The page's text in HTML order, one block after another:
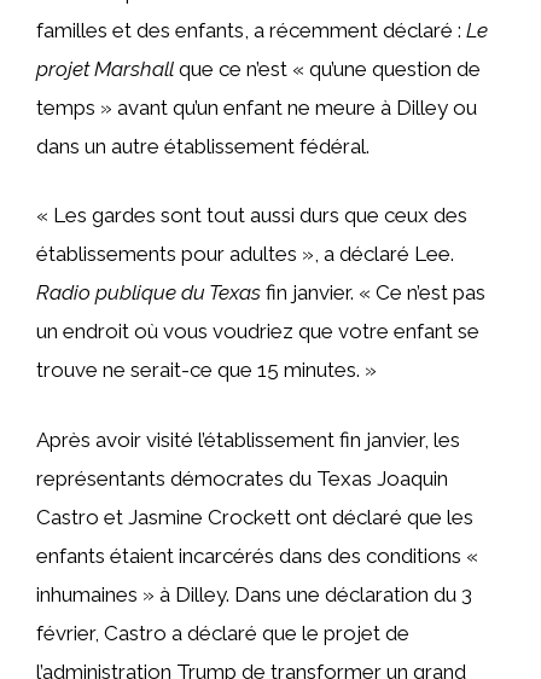
familles et des enfants, a récemment déclaré : Le
projet Marshall que ce n’est « qu’une question de
temps » avant qu’un enfant ne meure à Dilley ou
dans un autre établissement fédéral.
« Les gardes sont tout aussi durs que ceux des
établissements pour adultes », a déclaré Lee.
Radio publique du Texas fin janvier. « Ce n’est pas
un endroit où vous voudriez que votre enfant se
trouve ne serait-ce que 15 minutes. »
Après avoir visité l’établissement fin janvier, les
représentants démocrates du Texas Joaquin
Castro et Jasmine Crockett ont déclaré que les
enfants étaient incarcérés dans des conditions «
inhumaines » à Dilley. Dans une déclaration du 3
février, Castro a déclaré que le projet de
l’administration Trump de transformer un grand